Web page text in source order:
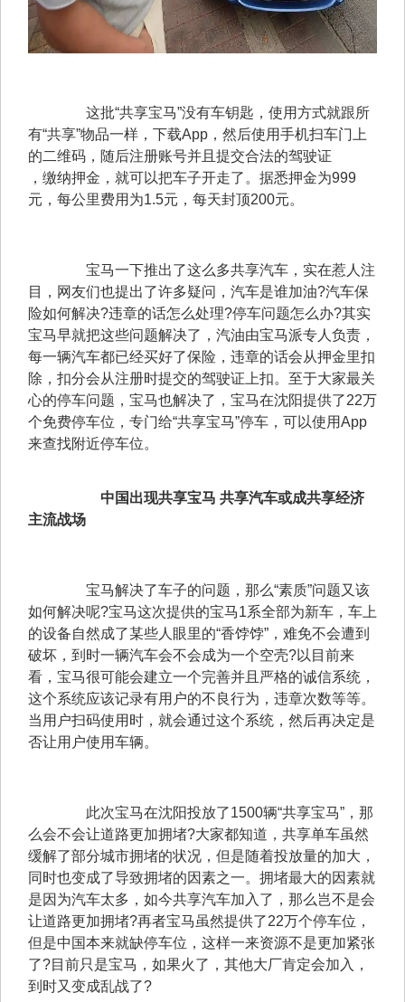
这批“共享宝马”没有车钥匙，使用方式就跟所
有“共享”物品一样，下载App，然后使用手机扫车门上
的二维码，随后注册账号并且提交合法的驾驶证
，缴纳押金，就可以把车子开走了。据悉押金为999
元，每公里费用为1.5元，每天封顶200元。
宝马一下推出了这么多共享汽车，实在惹人注
目，网友们也提出了许多疑问，汽车是谁加油?汽车保
险如何解决?违章的话怎么处理?停车问题怎么办?其实
宝马早就把这些问题解决了，汽油由宝马派专人负责，
每一辆汽车都已经买好了保险，违章的话会从押金里扣
除，扣分会从注册时提交的驾驶证上扣。至于大家最关
心的停车问题，宝马也解决了，宝马在沈阳提供了22万
个免费停车位，专门给“共享宝马”停车，可以使用App
来查找附近停车位。
中国出现共享宝马 共享汽车或成共享经济
主流战场
宝马解决了车子的问题，那么“素质”问题又该
如何解决呢?宝马这次提供的宝马1系全部为新车，车上
的设备自然成了某些人眼里的“香饽饽”，难免不会遭到
破坏，到时一辆汽车会不会成为一个空壳?以目前来
看，宝马很可能会建立一个完善并且严格的诚信系统，
这个系统应该记录有用户的不良行为，违章次数等等。
当用户扫码使用时，就会通过这个系统，然后再决定是
否让用户使用车辆。
此次宝马在沈阳投放了1500辆“共享宝马”，那
么会不会让道路更加拥堵?大家都知道，共享单车虽然
缓解了部分城市拥堵的状况，但是随着投放量的加大，
同时也变成了导致拥堵的因素之一。拥堵最大的因素就
是因为汽车太多，如今共享汽车加入了，那么岂不是会
让道路更加拥堵?再者宝马虽然提供了22万个停车位，
但是中国本来就缺停车位，这样一来资源不是更加紧张
了?目前只是宝马，如果火了，其他大厂肯定会加入，
到时又变成乱战了?